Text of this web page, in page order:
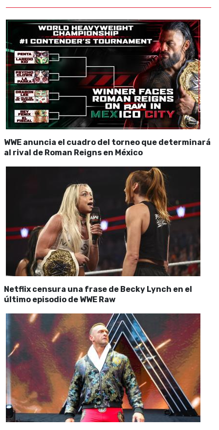
WWE anuncia el cuadro del torneo que determinará
al rival de Roman Reigns en México
Netflix censura una frase de Becky Lynch en el
último episodio de WWE Raw